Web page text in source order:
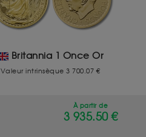
Britannia 1 Once Or
Valeur intrinsèque 3 700.07 €
À partir de
3 935.50 €